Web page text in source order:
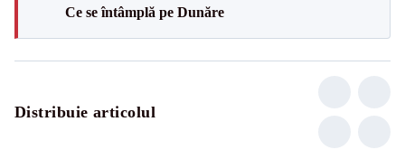
Ce se întâmplă pe Dunăre
Distribuie articolul